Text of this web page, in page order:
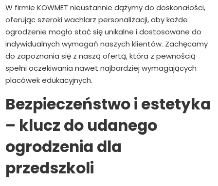
W firmie KOWMET nieustannie dążymy do doskonałości,
oferując szeroki wachlarz personalizacji, aby każde
ogrodzenie mogło stać się unikalne i dostosowane do
indywidualnych wymagań naszych klientów. Zachęcamy
do zapoznania się z naszą ofertą, która z pewnością
spełni oczekiwania nawet najbardziej wymagających
placówek edukacyjnych.
Bezpieczeństwo i estetyka
– klucz do udanego
ogrodzenia dla
przedszkoli